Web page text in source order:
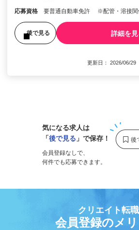
応募資格 要普通自動車免許 ※配管・溶接関
後で見る 詳細を見
更新日： 2026/06/
気になる求人は
「後で見る 」で保存！
会員登録なしで、
何件でも応募できます。
クリエイト転職
会員登録のメ